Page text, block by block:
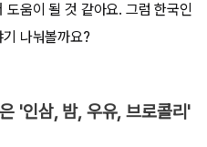
움이 될 것 같아요. 그럼 한국인
나눠볼까요?
'인삼, 밤, 우유, 브로콜리'